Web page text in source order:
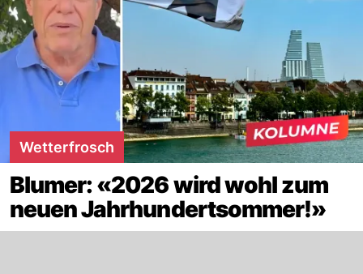
Wetterfrosch
Blumer: «2026 wird wohl zum
neuen Jahrhundertsommer!»